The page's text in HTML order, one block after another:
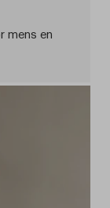
mens en